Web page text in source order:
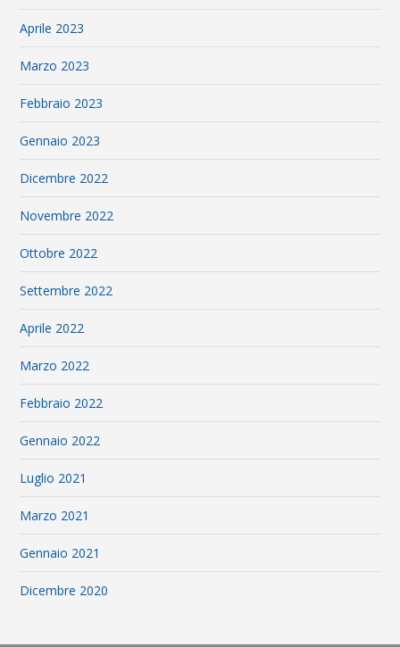
Aprile 2023
Marzo 2023
Febbraio 2023
Gennaio 2023
Dicembre 2022
Novembre 2022
Ottobre 2022
Settembre 2022
Aprile 2022
Marzo 2022
Febbraio 2022
Gennaio 2022
Luglio 2021
Marzo 2021
Gennaio 2021
Dicembre 2020